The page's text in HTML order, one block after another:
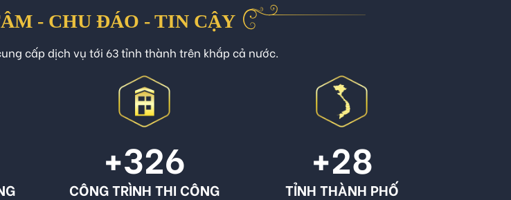
- CHU ĐÁO - TIN CẬY
cấp dịch vụ tới 63 tỉnh thành trên khắp cả nước.
+326
CÔNG TRÌNH THI CÔNG
+28
TỈNH THÀNH PHỐ